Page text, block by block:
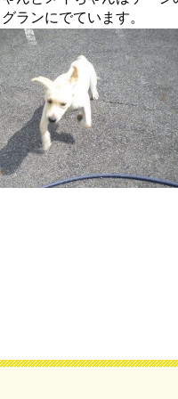
ランにでています。